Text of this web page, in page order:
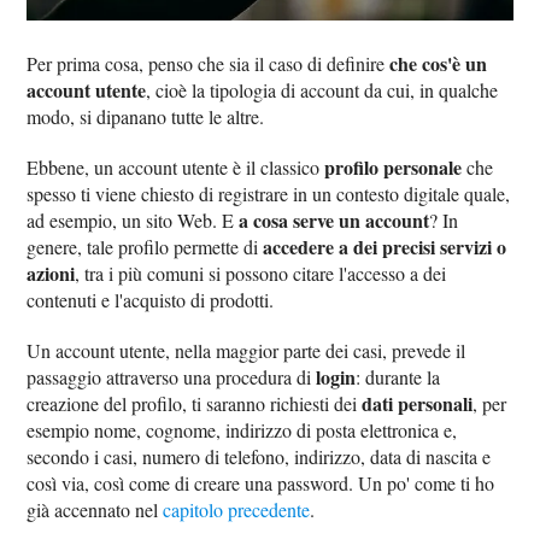
Per prima cosa, penso che sia il caso di definireche cos'è un
account utente, cioè la tipologia di account da cui, in qualche
modo, si dipanano tutte le altre.
Ebbene, un account utente è il classicoprofilo personaleche
spesso ti viene chiesto di registrare in un contesto digitale quale,
ad esempio, un sito Web. Ea cosa serve un account? In
genere, tale profilo permette diaccedere a dei precisi servizi o
azioni, tra i più comuni si possono citare l'accesso a dei
contenuti e l'acquisto di prodotti.
Un account utente, nella maggior parte dei casi, prevede il
passaggio attraverso una procedura dilogin: durante la
creazione del profilo, ti saranno richiesti deidati personali, per
esempio nome, cognome, indirizzo di posta elettronica e,
secondo i casi, numero di telefono, indirizzo, data di nascita e
così via, così come di creare una password. Un po' come ti ho
già accennato nelcapitolo precedente.